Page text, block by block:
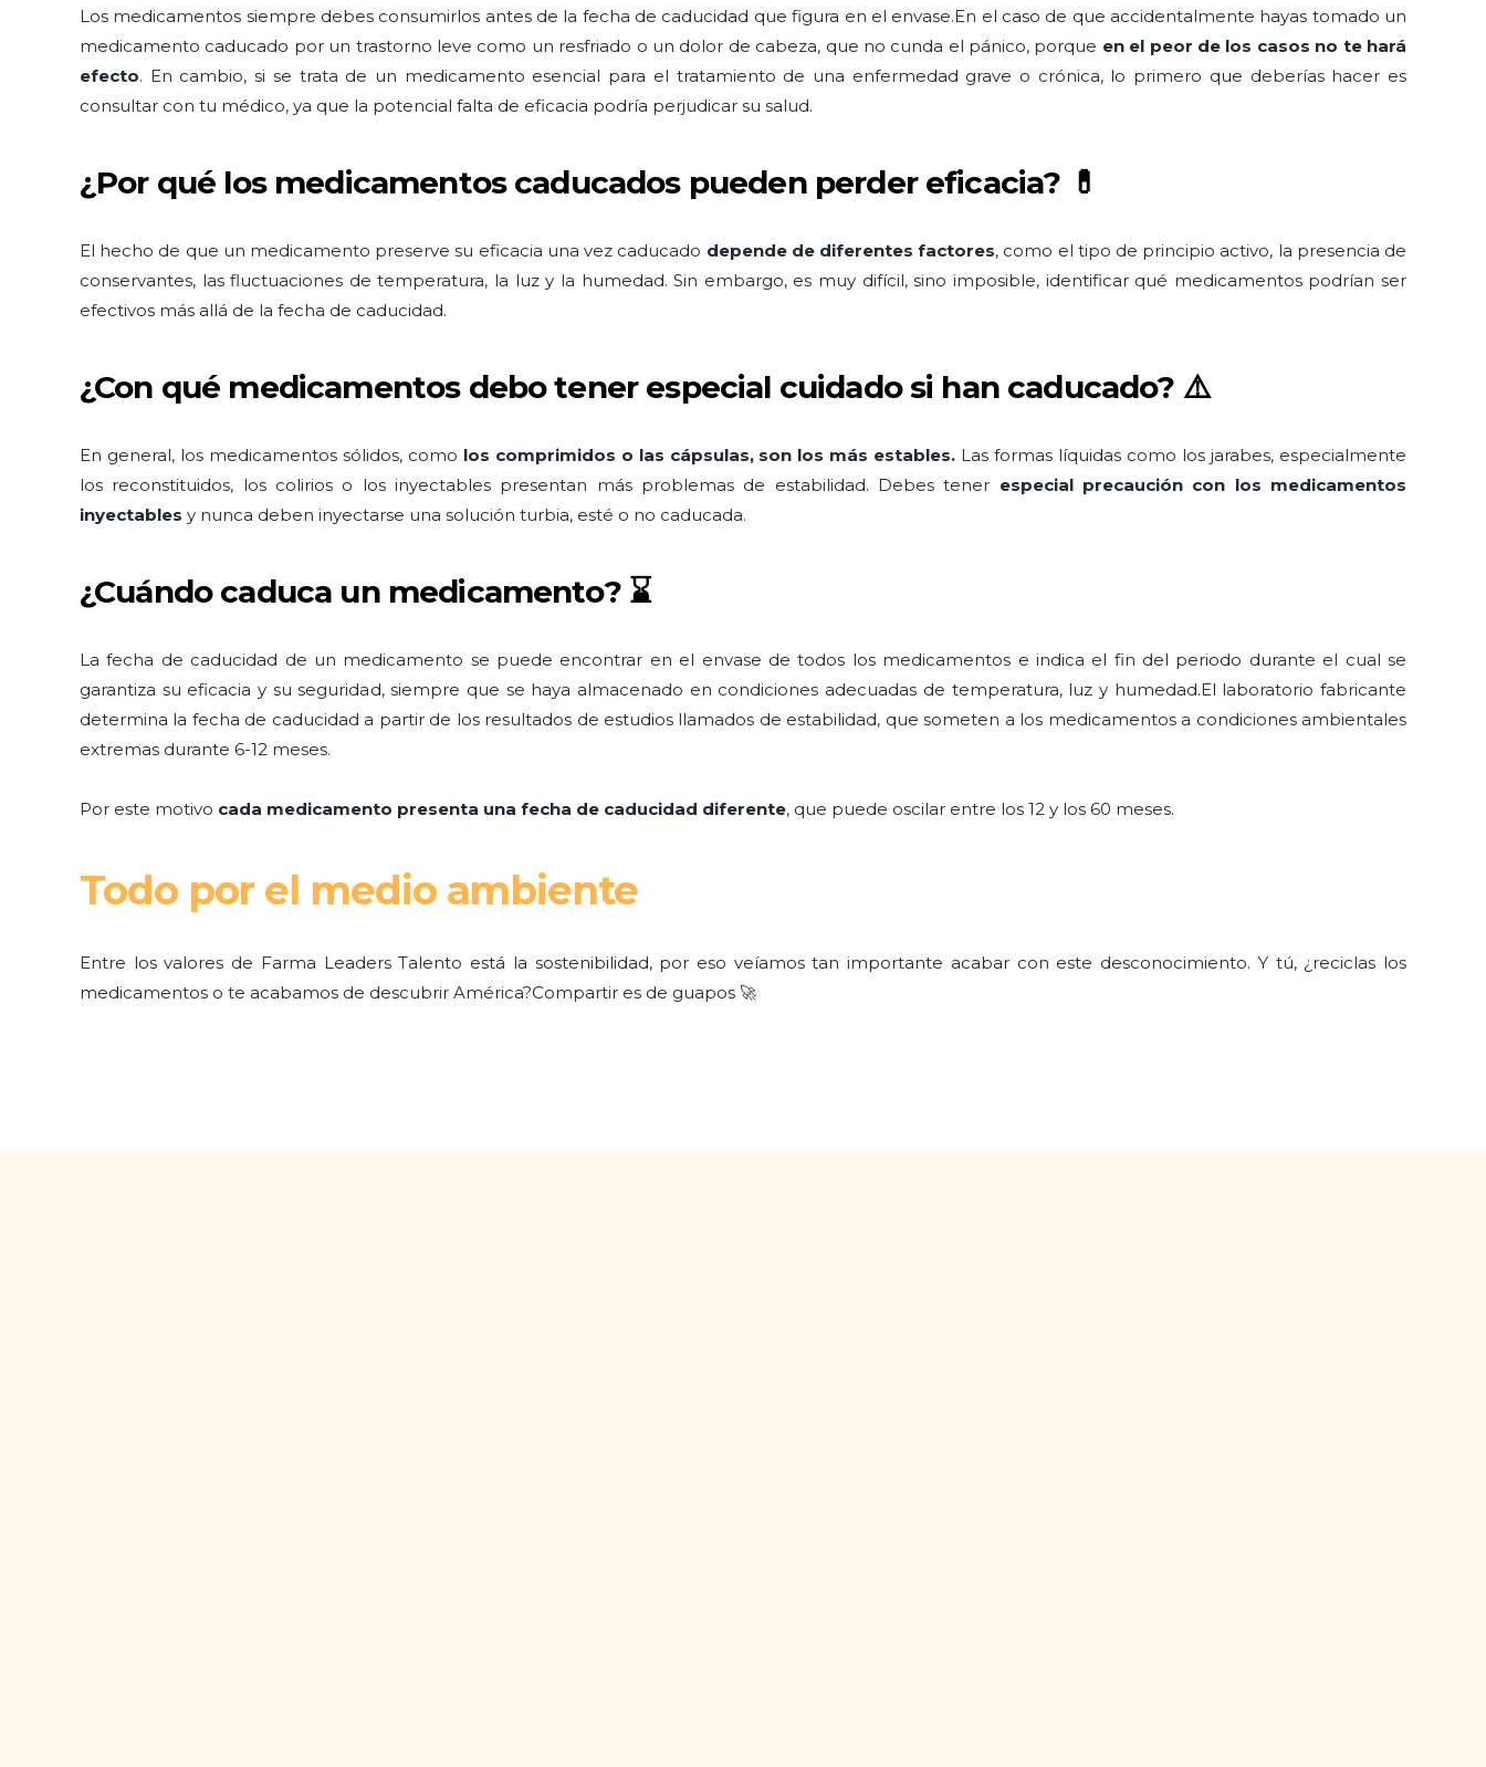
Los medicamentos siempre debes consumirlos antes de la fecha de caducidad que figura en el envase.En el caso de que accidentalmente hayas tomado un
medicamento caducado por un trastorno leve como un resfriado o un dolor de cabeza, que no cunda el pánico, porque en el peor de los casos no te hará
efecto. En cambio, si se trata de un medicamento esencial para el tratamiento de una enfermedad grave o crónica, lo primero que deberías hacer es
consultar con tu médico, ya que la potencial falta de eficacia podría perjudicar su salud.
¿Por qué los medicamentos caducados pueden perder eficacia? 💊
El hecho de que un medicamento preserve su eficacia una vez caducado depende de diferentes factores, como el tipo de principio activo, la presencia de
conservantes, las fluctuaciones de temperatura, la luz y la humedad. Sin embargo, es muy difícil, sino imposible, identificar qué medicamentos podrían ser
efectivos más allá de la fecha de caducidad.
¿Con qué medicamentos debo tener especial cuidado si han caducado? ⚠️
En general, los medicamentos sólidos, como los comprimidos o las cápsulas, son los más estables. Las formas líquidas como los jarabes, especialmente
los reconstituidos, los colirios o los inyectables presentan más problemas de estabilidad. Debes tener especial precaución con los medicamentos
inyectables y nunca deben inyectarse una solución turbia, esté o no caducada.
¿Cuándo caduca un medicamento? ⌛
La fecha de caducidad de un medicamento se puede encontrar en el envase de todos los medicamentos e indica el fin del periodo durante el cual se
garantiza su eficacia y su seguridad, siempre que se haya almacenado en condiciones adecuadas de temperatura, luz y humedad.El laboratorio fabricante
determina la fecha de caducidad a partir de los resultados de estudios llamados de estabilidad, que someten a los medicamentos a condiciones ambientales
extremas durante 6-12 meses.
Por este motivo cada medicamento presenta una fecha de caducidad diferente, que puede oscilar entre los 12 y los 60 meses.
Todo por el medio ambiente
Entre los valores de Farma Leaders Talento está la sostenibilidad, por eso veíamos tan importante acabar con este desconocimiento. Y tú, ¿reciclas los
medicamentos o te acabamos de descubrir América?Compartir es de guapos 🚀